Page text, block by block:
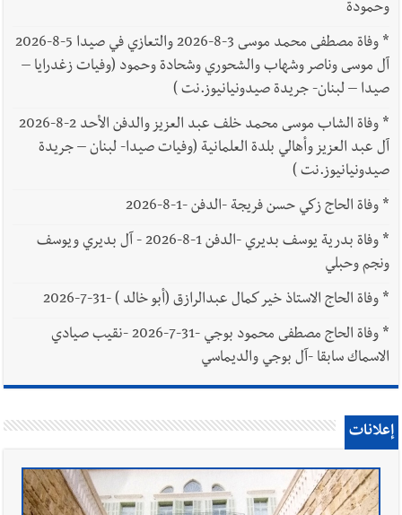
وحمودة
*
وفاة مصطفى محمد موسى 3-8-2026 والتعازي في صيدا 5-8-2026
آل موسى وناصر وشهاب والشحوري وشحادة وحمود (وفيات زغدرايا –
صيدا – لبنان- جريدة صيدونيانيوز.نت )
*
وفاة الشاب موسى محمد خلف عبد العزيز والدفن الأحد 2-8-2026
آل عبد العزيز وأهالي بلدة العلمانية (وفيات صيدا- لبنان – جريدة
صيدونيانيوز.نت )
*وفاة الحاج زكي حسن فريجة -الدفن -1-8-2026
*
وفاة بدرية يوسف بديري -الدفن 1-8-2026 - آل بديري ويوسف
ونجم وحبلي
*وفاة الحاج الاستاذ خير كمال عبدالرازق (أبو خالد ) -31-7-2026
*
وفاة الحاج مصطفى محمود بوجي -31-7-2026 -نقيب صيادي
الاسماك سابقا -آل بوجي والديماسي
إعلانات